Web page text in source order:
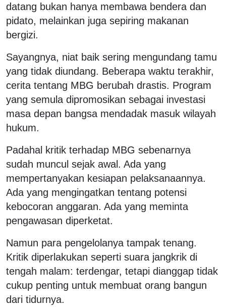
datang bukan hanya membawa bendera dan
pidato, melainkan juga sepiring makanan
bergizi.
Sayangnya, niat baik sering mengundang tamu
yang tidak diundang. Beberapa waktu terakhir,
cerita tentang MBG berubah drastis. Program
yang semula dipromosikan sebagai investasi
masa depan bangsa mendadak masuk wilayah
hukum.
Padahal kritik terhadap MBG sebenarnya
sudah muncul sejak awal. Ada yang
mempertanyakan kesiapan pelaksanaannya.
Ada yang mengingatkan tentang potensi
kebocoran anggaran. Ada yang meminta
pengawasan diperketat.
Namun para pengelolanya tampak tenang.
Kritik diperlakukan seperti suara jangkrik di
tengah malam: terdengar, tetapi dianggap tidak
cukup penting untuk membuat orang bangun
dari tidurnya.